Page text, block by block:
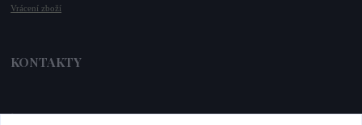
Vrácení zboží
KONTAKTY
📞 +420 732 779 508